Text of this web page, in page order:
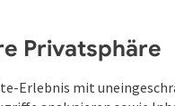
Privatsphäre
Erlebnis mit